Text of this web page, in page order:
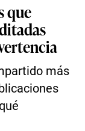
que
más